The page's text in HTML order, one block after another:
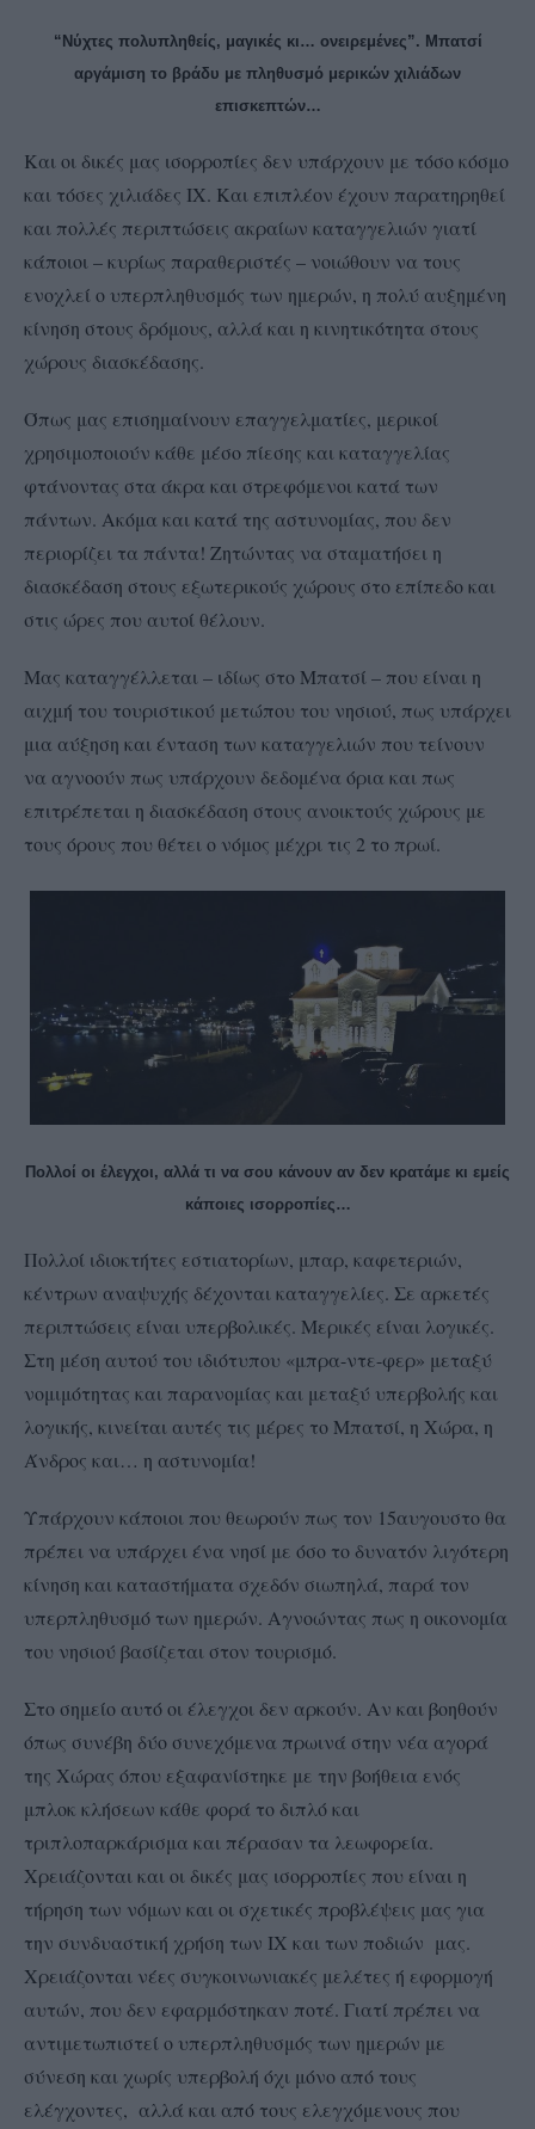
“Νύχτες πολυπληθείς, μαγικές κι… ονειρεμένες”. Μπατσί
αργάμιση το βράδυ με πληθυσμό μερικών χιλιάδων
επισκεπτών…
Και οι δικές μας ισορροπίες δεν υπάρχουν με τόσο κόσμο
και τόσες χιλιάδες ΙΧ. Και επιπλέον έχουν παρατηρηθεί
και πολλές περιπτώσεις ακραίων καταγγελιών γιατί
κάποιοι – κυρίως παραθεριστές – νοιώθουν να τους
ενοχλεί ο υπερπληθυσμός των ημερών, η πολύ αυξημένη
κίνηση στους δρόμους, αλλά και η κινητικότητα στους
χώρους διασκέδασης.
Όπως μας επισημαίνουν επαγγελματίες, μερικοί
χρησιμοποιούν κάθε μέσο πίεσης και καταγγελίας
φτάνοντας στα άκρα και στρεφόμενοι κατά των
πάντων. Ακόμα και κατά της αστυνομίας, που δεν
περιορίζει τα πάντα! Ζητώντας να σταματήσει η
διασκέδαση στους εξωτερικούς χώρους στο επίπεδο και
στις ώρες που αυτοί θέλουν.
Μας καταγγέλλεται – ιδίως στο Μπατσί – που είναι η
αιχμή του τουριστικού μετώπου του νησιού, πως υπάρχει
μια αύξηση και ένταση των καταγγελιών που τείνουν
να αγνοούν πως υπάρχουν δεδομένα όρια και πως
επιτρέπεται η διασκέδαση στους ανοικτούς χώρους με
τους όρους που θέτει ο νόμος μέχρι τις 2 το πρωί.
Πολλοί οι έλεγχοι, αλλά τι να σου κάνουν αν δεν κρατάμε κι εμείς
κάποιες ισορροπίες…
Πολλοί ιδιοκτήτες εστιατορίων, μπαρ, καφετεριών,
κέντρων αναψυχής δέχονται καταγγελίες. Σε αρκετές
περιπτώσεις είναι υπερβολικές. Μερικές είναι λογικές.
Στη μέση αυτού του ιδιότυπου «μπρα-ντε-φερ» μεταξύ
νομιμότητας και παρανομίας και μεταξύ υπερβολής και
λογικής, κινείται αυτές τις μέρες το Μπατσί, η Χώρα, η
Άνδρος και… η αστυνομία!
Υπάρχουν κάποιοι που θεωρούν πως τον 15αυγουστο θα
πρέπει να υπάρχει ένα νησί με όσο το δυνατόν λιγότερη
κίνηση και καταστήματα σχεδόν σιωπηλά, παρά τον
υπερπληθυσμό των ημερών. Αγνοώντας πως η οικονομία
του νησιού βασίζεται στον τουρισμό.
Στο σημείο αυτό οι έλεγχοι δεν αρκούν. Αν και βοηθούν
όπως συνέβη δύο συνεχόμενα πρωινά στην νέα αγορά
της Χώρας όπου εξαφανίστηκε με την βοήθεια ενός
μπλοκ κλήσεων κάθε φορά το διπλό και
τριπλοπαρκάρισμα και πέρασαν τα λεωφορεία.
Χρειάζονται και οι δικές μας ισορροπίες που είναι η
τήρηση των νόμων και οι σχετικές προβλέψεις μας για
την συνδυαστική χρήση των ΙΧ και των ποδιών μας.
Χρειάζονται νέες συγκοινωνιακές μελέτες ή εφορμογή
αυτών, που δεν εφαρμόστηκαν ποτέ. Γιατί πρέπει να
αντιμετωπιστεί ο υπερπληθυσμός των ημερών με
σύνεση και χωρίς υπερβολή όχι μόνο από τους
ελέγχοντες, αλλά και από τους ελεγχόμενους που